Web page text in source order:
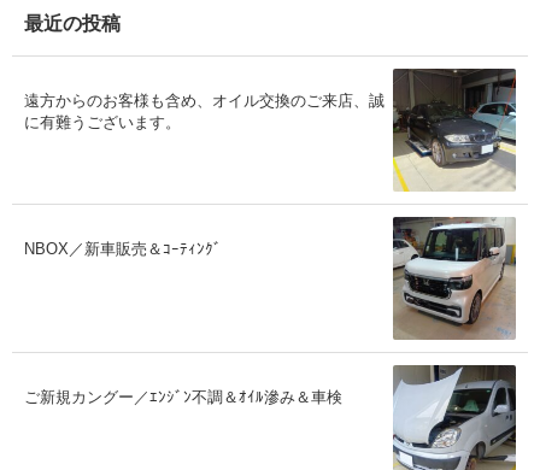
ブ
最近の投稿
遠方からのお客様も含め、オイル交換のご来店、誠
に有難うございます。
NBOX／新車販売＆ｺｰﾃｨﾝｸﾞ
ご新規カングー／ｴﾝｼﾞﾝ不調＆ｵｲﾙ滲み＆車検